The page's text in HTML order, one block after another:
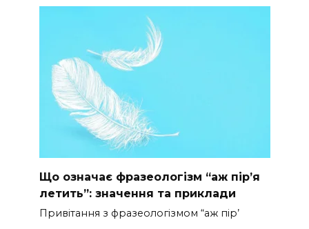
Що означає фразеологізм “аж пір’я
летить”: значення та приклади
Привітання з фразеологізмом “аж пір’